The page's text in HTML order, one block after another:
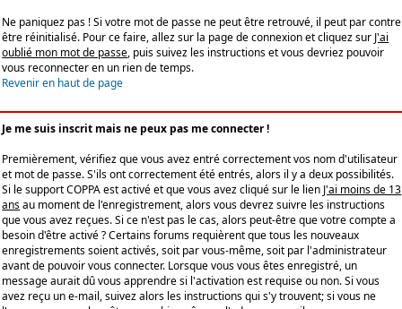
Ne paniquez pas ! Si votre mot de passe ne peut être retrouvé, il peut par contre
être réinitialisé. Pour ce faire, allez sur la page de connexion et cliquez sur J'ai
oublié mon mot de passe, puis suivez les instructions et vous devriez pouvoir
vous reconnecter en un rien de temps.
Revenir en haut de page
Je me suis inscrit mais ne peux pas me connecter !
Premièrement, vérifiez que vous avez entré correctement vos nom d'utilisateur
et mot de passe. S'ils ont correctement été entrés, alors il y a deux possibilités.
Si le support COPPA est activé et que vous avez cliqué sur le lien J'ai moins de 13
ansau moment de l'enregistrement, alors vous devrez suivre les instructions
que vous avez reçues. Si ce n'est pas le cas, alors peut-être que votre compte a
besoin d'être activé ? Certains forums requièrent que tous les nouveaux
enregistrements soient activés, soit par vous-même, soit par l'administrateur
avant de pouvoir vous connecter. Lorsque vous vous êtes enregistré, un
message aurait dû vous apprendre si l'activation est requise ou non. Si vous
avez reçu un e-mail, suivez alors les instructions qui s'y trouvent; si vous ne